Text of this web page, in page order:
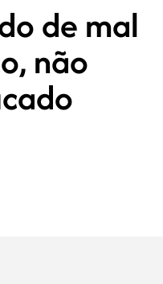
de mal
não